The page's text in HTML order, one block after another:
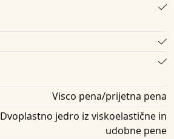
Visco pena/prijetna pena
Dvoplastno jedro iz viskoelastične in
udobne pene